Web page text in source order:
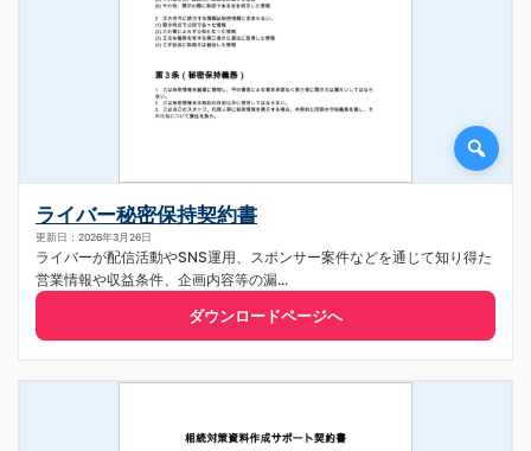
ライバー秘密保持契約書
更新日：2026年3月26日
ライバーが配信活動やSNS運用、スポンサー案件などを通じて知り得た
営業情報や収益条件、企画内容等の漏...
ダウンロードページへ